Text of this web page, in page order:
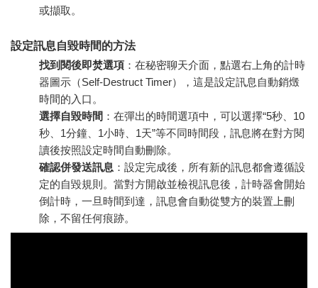
或擷取。
設定訊息自毀時間的方法
找到閱後即焚選項 ：在秘密聊天介面，點選右上角的計時
器圖示（Self-Destruct Timer），這是設定訊息自動銷燬
時間的入口。
選擇自毀時間 ：在彈出的時間選項中，可以選擇“5秒、10
秒、1分鐘、1小時、1天”等不同時間段，訊息將在對方閱
讀後按照設定時間自動刪除。
確認併發送訊息 ：設定完成後，所有新的訊息都會遵循設
定的自毀規則。當對方開啟並檢視訊息後，計時器會開始
倒計時，一旦時間到達，訊息會自動從雙方的裝置上刪
除，不留任何痕跡。